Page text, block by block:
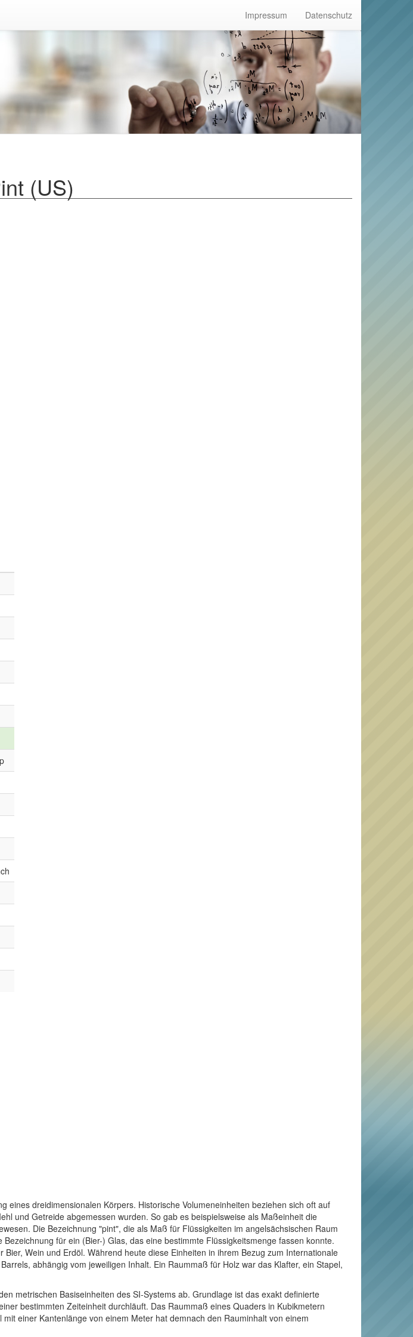
Impressum Datenschutz
(US)
eines dreidimensionalen Körpers. Historische Volumeneinheiten beziehen sich oft auf
und Getreide abgemessen wurden. So gab es beispielsweise als Maßeinheit die
Die Bezeichnung "pint", die als Maß für Flüssigkeiten im angelsächsischen Raum
für ein (Bier-) Glas, das eine bestimmte Flüssigkeitsmenge fassen konnte.
Wein und Erdöl. Während heute diese Einheiten in ihrem Bezug zum Internationale
abhängig vom jeweiligen Inhalt. Ein Raummaß für Holz war das Klafter, ein Stapel,
metrischen Basiseinheiten des SI-Systems ab. Grundlage ist das exakt definierte
bestimmten Zeiteinheit durchläuft. Das Raummaß eines Quaders in Kubikmetern
einer Kantenlänge von einem Meter hat demnach den Rauminhalt von einem